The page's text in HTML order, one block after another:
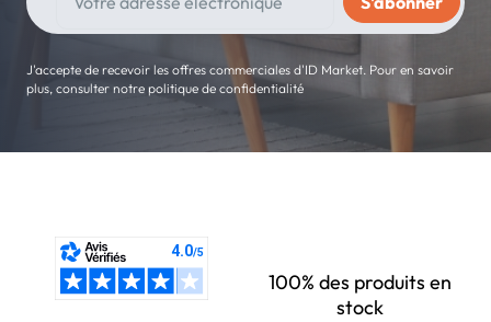
J'accepte de recevoir les offres commerciales d'ID Market. Pour en savoir
plus, consulter notre politique de confidentialité
100% des produits en
stock